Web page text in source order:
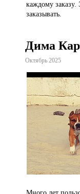
каждому заказу.
заказывать.
Дима
Октябрь 2025